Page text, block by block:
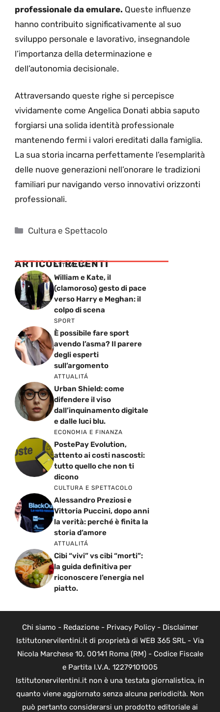
professionale da emulare. Queste influenze
hanno contribuito significativamente al suo
sviluppo personale e lavorativo, insegnandole
l’importanza della determinazione e
dell’autonomia decisionale.
Attraversando queste righe si percepisce
vividamente come Angelica Donati abbia saputo
forgiarsi una solida identità professionale
mantenendo fermi i valori ereditati dalla famiglia.
La sua storia incarna perfettamente l’esemplarità
delle nuove generazioni nell’onorare le tradizioni
familiari pur navigando verso innovativi orizzonti
professionali.
Categorie
Cultura e Spettacolo
ARTICOLI RECENTI
ATTUALITÁ
William e Kate, il
(clamoroso) gesto di pace
verso Harry e Meghan: il
colpo di scena
SPORT
È possibile fare sport
avendo l’asma? Il parere
degli esperti
sull’argomento
ATTUALITÁ
Urban Shield: come
difendere il viso
dall’inquinamento digitale
e dalle luci blu.
ECONOMIA E FINANZA
PostePay Evolution,
attento ai costi nascosti:
tutto quello che non ti
dicono
CULTURA E SPETTACOLO
Alessandro Preziosi e
Vittoria Puccini, dopo anni
la verità: perché è finita la
storia d’amore
ATTUALITÁ
Cibi “vivi” vs cibi “morti”:
la guida definitiva per
riconoscere l’energia nel
piatto.
Chi siamo - Redazione- Privacy Policy- Disclaimer
Istitutonervilentini.it di proprietà di WEB 365 SRL - Via
Nicola Marchese 10, 00141 Roma (RM) - Codice Fiscale
e Partita I.V.A. 12279101005
Istitutonervilentini.it non è una testata giornalistica, in
quanto viene aggiornato senza alcuna periodicità. Non
può pertanto considerarsi un prodotto editoriale ai